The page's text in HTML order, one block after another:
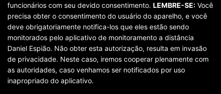
funcionários com seu devido consentimento. LEMBRE-SE: Você
precisa obter o consentimento do usuário do aparelho, e você
deve obrigatoriamente notifica-los que eles estão sendo
monitorados pelo aplicativo de monitoramento a distância
Daniel Espião. Não obter esta autorização, resulta em invasão
de privacidade. Neste caso, iremos cooperar plenamente com
as autoridades, caso venhamos ser notificados por uso
inapropriado do aplicativo.